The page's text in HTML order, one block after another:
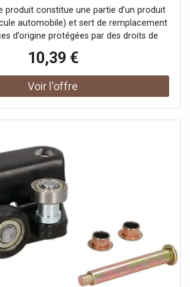
produit constitue une partie d’un produit
automobile) et sert de remplacement
d’origine protégées par des droits de
à ce que ni lui-même ni ses autres
contractuels n’utilisent les pièces
d’autres fins que exclusivement pour la
produit complexe, ni ne les emploient
10,39 €